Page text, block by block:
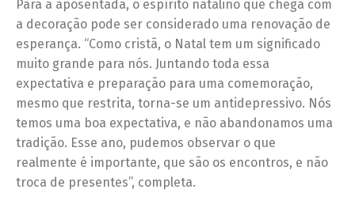
Para a aposentada, o espírito natalino que chega com
a decoração pode ser considerado uma renovação de
esperança. “Como cristã, o Natal tem um significado
muito grande para nós. Juntando toda essa
expectativa e preparação para uma comemoração,
mesmo que restrita, torna-se um antidepressivo. Nós
temos uma boa expectativa, e não abandonamos uma
tradição. Esse ano, pudemos observar o que
realmente é importante, que são os encontros, e não
troca de presentes”, completa.